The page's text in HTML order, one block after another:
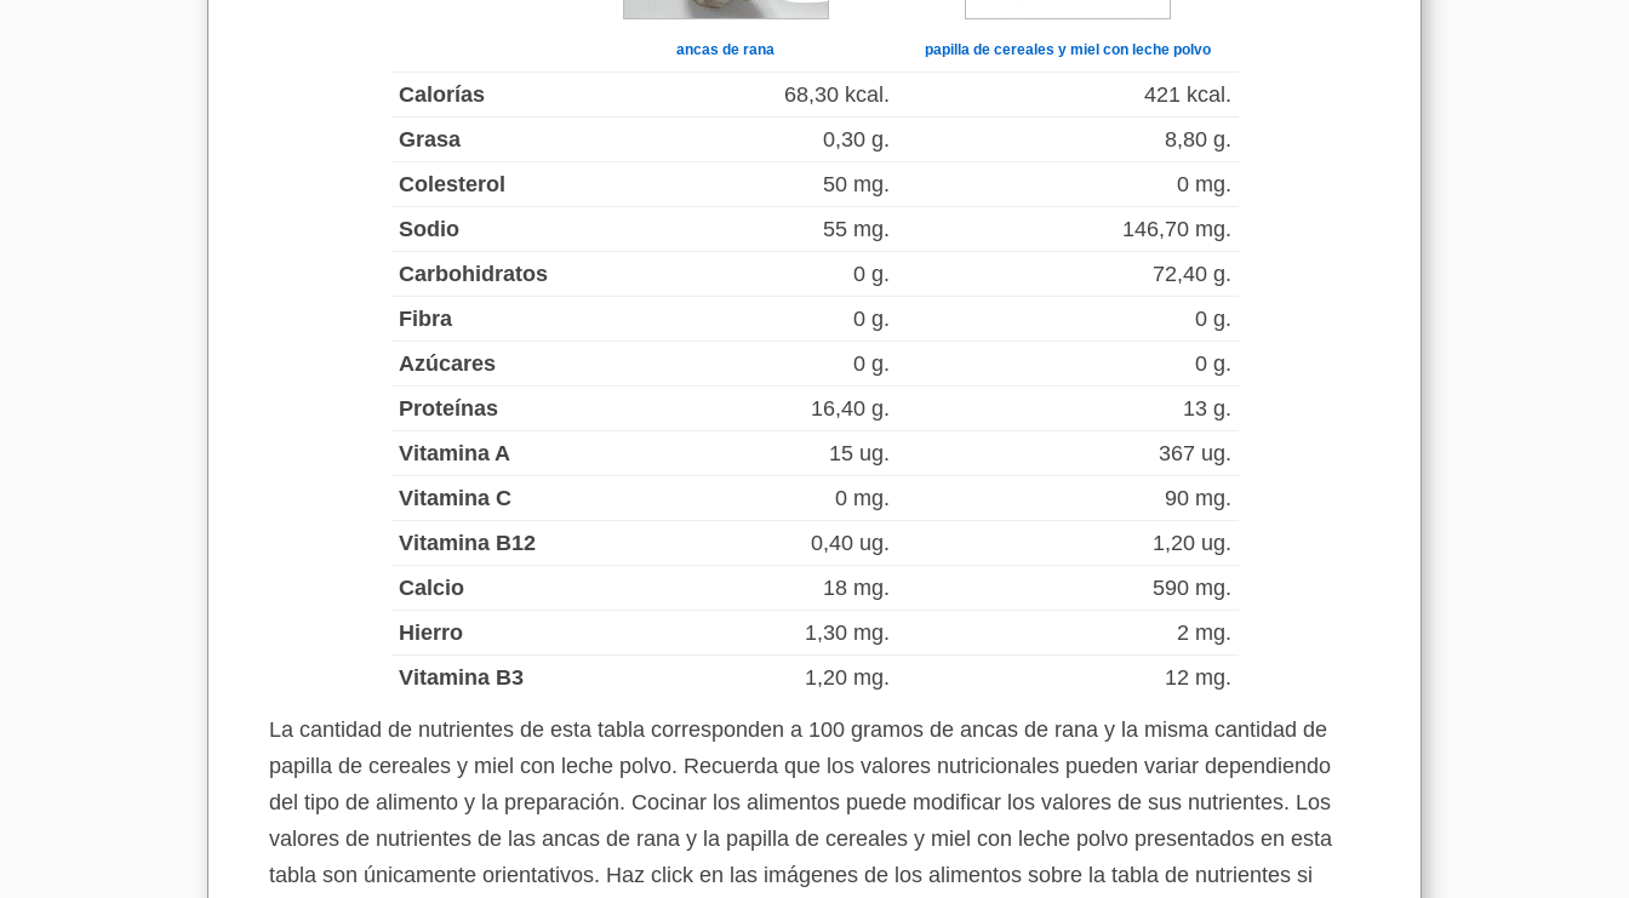
ancas de rana papilla de cereales y miel con leche polvo
Calorías 68,30 kcal.
421 kcal.
Grasa
0,30 g.
8,80 g.
Colesterol
50 mg.
0 mg.
Sodio
55 mg.
146,70 mg.
Carbohidratos
0 g.
72,40 g.
Fibra
0 g.
0 g.
Azúcares
0 g.
0 g.
Proteínas
16,40 g.
13 g.
Vitamina A
15 ug.
367 ug.
Vitamina C
0 mg.
90 mg.
Vitamina B12
0,40 ug.
1,20 ug.
Calcio
18 mg.
590 mg.
Hierro
1,30 mg.
2 mg.
Vitamina B3
1,20 mg. 12 mg.
La cantidad de nutrientes de esta tabla corresponden a 100 gramos de ancas de rana y la misma cantidad de
papilla de cereales y miel con leche polvo. Recuerda que los valores nutricionales pueden variar dependiendo
del tipo de alimento y la preparación. Cocinar los alimentos puede modificar los valores de sus nutrientes. Los
valores de nutrientes de las ancas de rana y la papilla de cereales y miel con leche polvo presentados en esta
tabla son únicamente orientativos. Haz click en las imágenes de los alimentos sobre la tabla de nutrientes si